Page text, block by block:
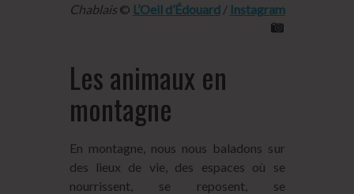
Chablais© L’Oeil d’Édouard/ Instagram
Les animaux en
montagne
En montagne, nous nous baladons sur
des lieux de vie, des espaces où se
nourrissent, se reposent, se